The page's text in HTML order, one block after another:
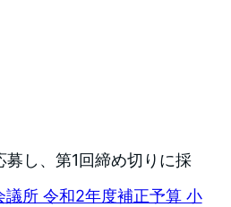
し、第1回締め切りに採
議所 令和2年度補正予算 小